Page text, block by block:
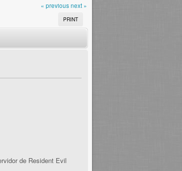
« previous next »
PRINT
de Resident Evil